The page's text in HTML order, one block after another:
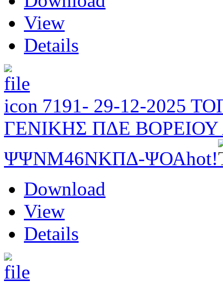
View
Details
7191- 29-12-2025
ΓΕΝΙΚΗΣ ΠΔΕ ΒΟΡΕΙΟΥ
ΨΨΝΜ46ΝΚΠΔ-ΨΟΑhot!
Download
View
Details